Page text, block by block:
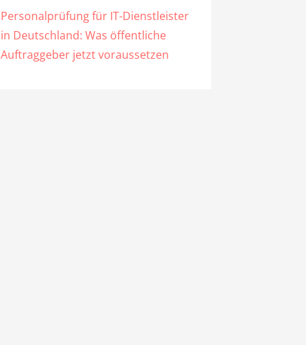
Personalprüfung für IT-Dienstleister
in Deutschland: Was öffentliche
Auftraggeber jetzt voraussetzen